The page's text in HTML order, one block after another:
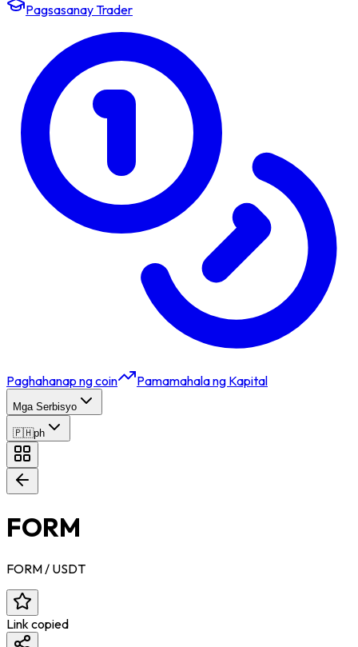
Pagsasanay Trader
Paghahanap ng coin Pamamahala ng Kapital
Mga Serbisyo
🇵🇭ph
FORM
FORM / USDT
Link copied